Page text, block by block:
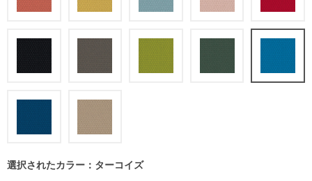
選択されたカラー：ターコイズ